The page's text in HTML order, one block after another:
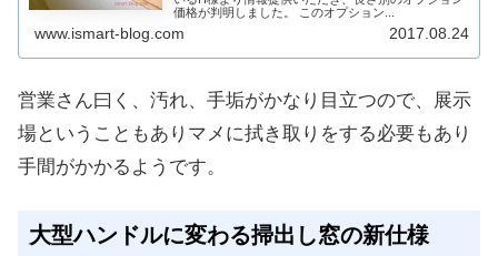
価格が判明しました。 このオプション...
www.ismart-blog.com 2017.08.24
営業さん曰く、汚れ、手垢がかなり目立つので、展示
場ということもありマメに拭き取りをする必要もあり
手間がかかるようです。
大型ハンドルに変わる掃出し窓の新仕様